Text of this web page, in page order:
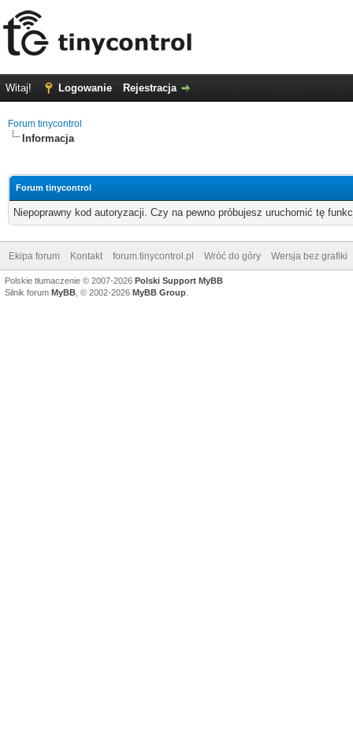
Witaj! Logowanie Rejestracja
Forum tinycontrol
Informacja
Forum tinycontrol
Niepoprawny kod autoryzacji. Czy na pewno próbujesz uruchomić tę
Ekipa forum Kontakt forum.tinycontrol.pl Wróć do góry Wersja bez grafiki
Polskie tłumaczenie © 2007-2026 Polski Support MyBB
Silnik forum MyBB , © 2002-2026 MyBB Group